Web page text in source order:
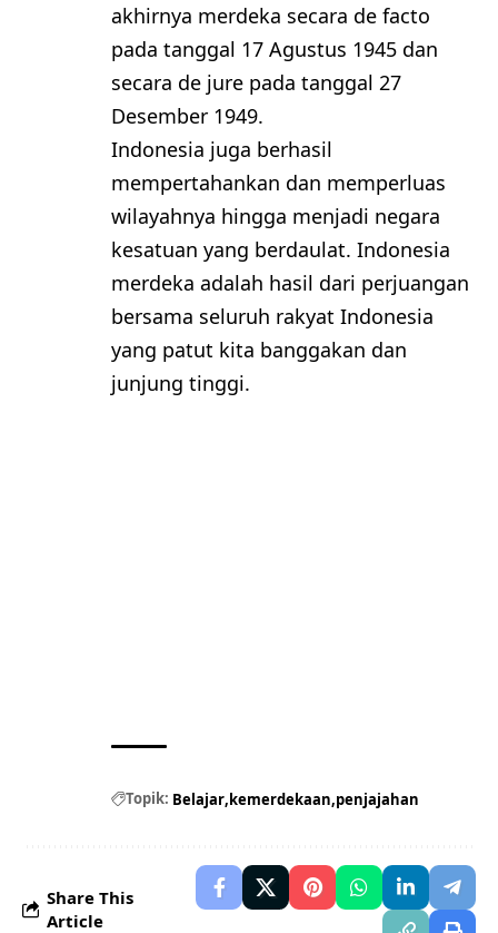
akhirnya merdeka secara de facto
pada tanggal 17 Agustus 1945 dan
secara de jure pada tanggal 27
Desember 1949.
Indonesia juga berhasil
mempertahankan dan memperluas
wilayahnya hingga menjadi negara
kesatuan yang berdaulat. Indonesia
merdeka adalah hasil dari perjuangan
bersama seluruh rakyat Indonesia
yang patut kita banggakan dan
junjung tinggi.
Topik: Belajar kemerdekaan penjajahan
Share This
Article